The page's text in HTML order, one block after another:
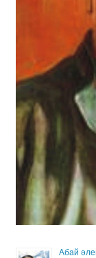
Абай